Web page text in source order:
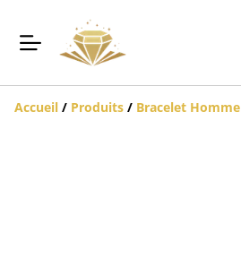
Accueil / Produits / Bracelet Homme